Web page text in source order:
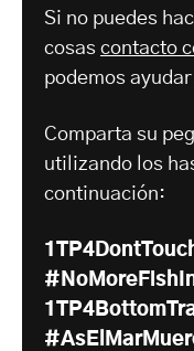
Si no puedes
cosas contacto
podemos
Comparta su
utilizando los
continuación: